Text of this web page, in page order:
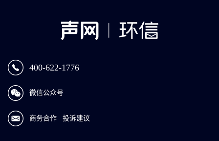
400-622-1776
微信公众号
商务合作 投诉建议